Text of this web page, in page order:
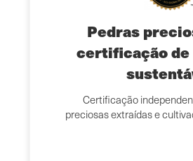
Pedras
certificação de
Certificação
preciosas extraídas e